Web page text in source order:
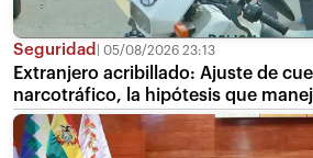
Seguridad 05/08/2026 23:13
Extranjero acribillado: Ajuste de
narcotráfico, la hipótesis que